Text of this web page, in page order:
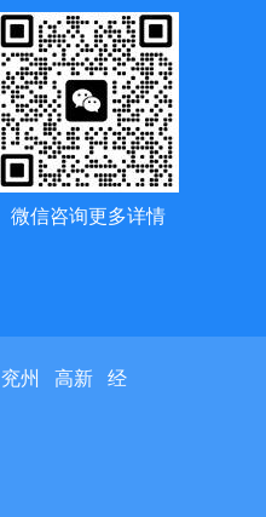
微信咨询更多详情
兖州 高新
经